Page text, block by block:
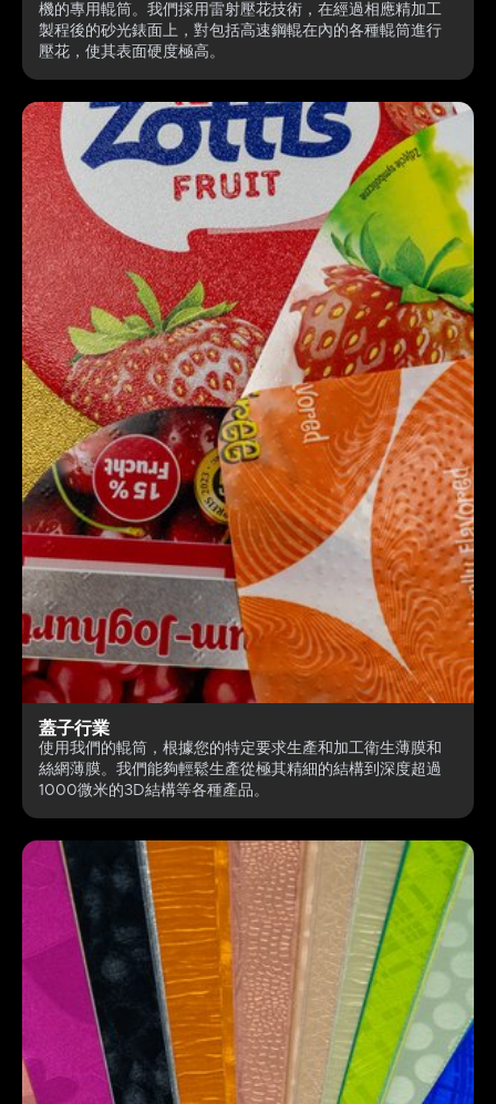
機的專用輥筒。我們採用雷射壓花技術，在經過相應精加工
製程後的砂光錶面上，對包括高速鋼輥在內的各種輥筒進行
壓花，使其表面硬度極高。
蓋子行業
使用我們的輥筒，根據您的特定要求生產和加工衛生薄膜和
絲網薄膜。我們能夠輕鬆生產從極其精細的結構到深度超過
1000微米的3D結構等各種產品。